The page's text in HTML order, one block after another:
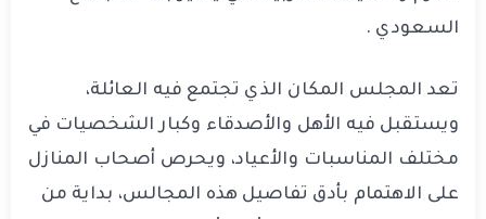
السعودي .
تعد المجلس المكان الذي تجتمع فيه العائلة،
ويستقبل فيه الأهل والأصدقاء وكبار الشخصيات في
مختلف المناسبات والأعياد، ويحرص أصحاب المنازل
على الاهتمام بأدق تفاصيل هذه المجالس، بداية من